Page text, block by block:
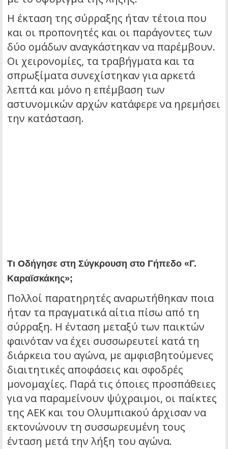
Η έκταση της σύρραξης ήταν τέτοια που
και οι προπονητές και οι παράγοντες των
δύο ομάδων αναγκάστηκαν να παρέμβουν.
Οι χειρονομίες, τα τραβήγματα και τα
σπρωξίματα συνεχίστηκαν για αρκετά
λεπτά και μόνο η επέμβαση των
αστυνομικών αρχών κατάφερε να ηρεμήσει
την κατάσταση.
Τι Οδήγησε στη Σύγκρουση στο Γήπεδο «Γ.
Καραϊσκάκης»;
Πολλοί παρατηρητές αναρωτήθηκαν ποια
ήταν τα πραγματικά αίτια πίσω από τη
σύρραξη. Η ένταση μεταξύ των παικτών
φαινόταν να έχει συσσωρευτεί κατά τη
διάρκεια του αγώνα, με αμφισβητούμενες
διαιτητικές αποφάσεις και σφοδρές
μονομαχίες. Παρά τις όποιες προσπάθειες
για να παραμείνουν ψύχραιμοι, οι παίκτες
της ΑΕΚ και του Ολυμπιακού άρχισαν να
εκτονώνουν τη συσσωρευμένη τους
ένταση μετά την λήξη του αγώνα.